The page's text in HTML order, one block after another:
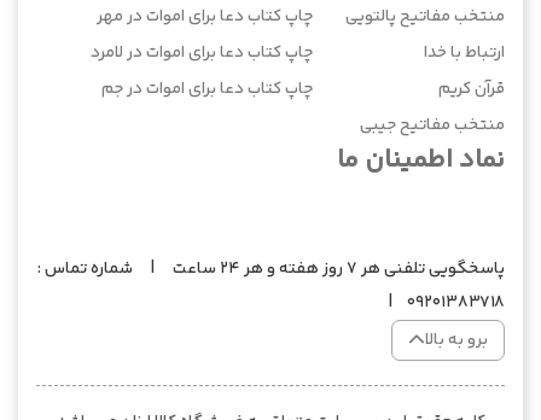
منتخب مفاتیح پالتویی
ارتباط با خدا
قرآن کریم
منتخب مفاتیح جیبی
چاپ کتاب دعا برای اموات در مهر
چاپ کتاب دعا برای اموات در لامرد
چاپ کتاب دعا برای اموات در جم
نماد اطمینان ما
پاسخگویی تلفنی هر 7 روز هفته و هر 24 ساعت | شماره تماس :
09201383718 |
برو به بالا